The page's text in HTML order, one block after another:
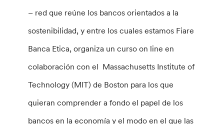
– red que reúne los bancos orientados a la
sostenibilidad, y entre los cuales estamos Fiare
Banca Etica, organiza un curso on line en
colaboración con el Massachusetts Institute of
Technology (MIT) de Boston para los que
quieran comprender a fondo el papel de los
bancos en la economía y el modo en el que las